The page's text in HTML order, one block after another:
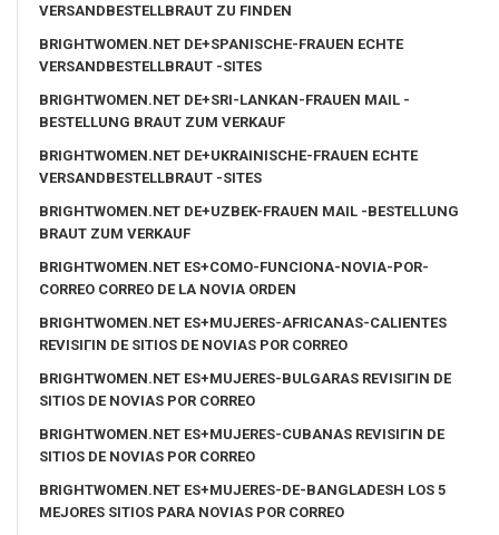
VERSANDBESTELLBRAUT ZU FINDEN
BRIGHTWOMEN.NET DE+SPANISCHE-FRAUEN ECHTE
VERSANDBESTELLBRAUT -SITES
BRIGHTWOMEN.NET DE+SRI-LANKAN-FRAUEN MAIL -
BESTELLUNG BRAUT ZUM VERKAUF
BRIGHTWOMEN.NET DE+UKRAINISCHE-FRAUEN ECHTE
VERSANDBESTELLBRAUT -SITES
BRIGHTWOMEN.NET DE+UZBEK-FRAUEN MAIL -BESTELLUNG
BRAUT ZUM VERKAUF
BRIGHTWOMEN.NET ES+COMO-FUNCIONA-NOVIA-POR-
CORREO CORREO DE LA NOVIA ORDEN
BRIGHTWOMEN.NET ES+MUJERES-AFRICANAS-CALIENTES
REVISIГІN DE SITIOS DE NOVIAS POR CORREO
BRIGHTWOMEN.NET ES+MUJERES-BULGARAS REVISIГІN DE
SITIOS DE NOVIAS POR CORREO
BRIGHTWOMEN.NET ES+MUJERES-CUBANAS REVISIГІN DE
SITIOS DE NOVIAS POR CORREO
BRIGHTWOMEN.NET ES+MUJERES-DE-BANGLADESH LOS 5
MEJORES SITIOS PARA NOVIAS POR CORREO